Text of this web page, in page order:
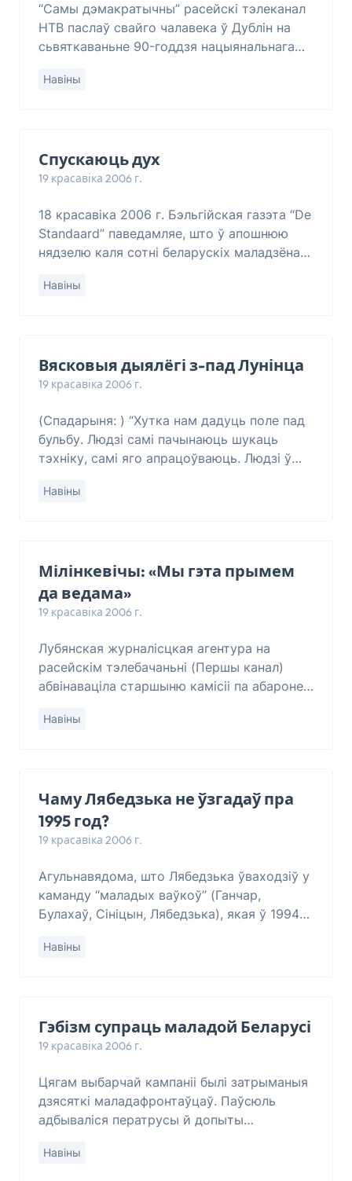
“Самы дэмакратычны” расейскі тэлеканал
НТВ паслаў свайго чалавека ў Дублін на
сьвяткаваньне 90-годдзя нацыянальнага
1916 г. Мы маглі яшчэ раз пераканацца, што
Навіны
Спускаюць дух
19 красавіка 2006 г.
18 красавіка 2006 г. Бэльгійская газэта “De
Standaard” паведамляе, што ў апошнюю
нядзелю каля сотні беларускіх маладзёнаў
Расеі ў Менску супраць падтрымкі Расеяй
Навіны
Вясковыя дыялёгі з-пад Лунінца
19 красавіка 2006 г.
(Спадарыня: ) “Хутка нам дадуць поле пад
бульбу. Людзі самі пачынаюць шукаць
тэхніку, самі яго апрацоўваюць. Людзі ў
плацяць, ідуць у лес, вяжуць бярозавыя
Навіны
Мілінкевічы: «Мы гэта прымем
да ведама»
19 красавіка 2006 г.
Лубянская журналісцкая агентура на
расейскім тэлебачаньні (Першы канал)
абвінаваціла старшыню камісіі па абароне і
Таргамадзэ ў падрыхтоўцы забойства А.
Навіны
Чаму Лябедзька не ўзгадаў пра
1995 год?
19 красавіка 2006 г.
Агульнавядома, што Лябедзька ўваходзіў у
каманду “маладых ваўкоў” (Ганчар,
Булахаў, Сініцын, Лябедзька), якая ў 1994
ведаючы, што Лукашэнка выступаў
Навіны
Гэбізм супраць маладой Беларусі
19 красавіка 2006 г.
Цягам выбарчай кампаніі былі затрыманыя
дзясяткі маладафронтаўцаў. Паўсюль
адбываліся ператрусы й допыты
Сержука Гудзіліна, Яўгена Ваўкаўца, Алеся
Навіны